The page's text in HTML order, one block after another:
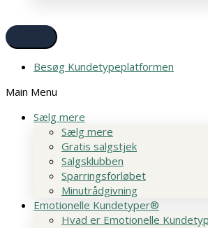
Besøg Kundetypeplatformen
Main Menu
Sælg mere
Sælg mere
Gratis salgstjek
Salgsklubben
Sparringsforløbet
Minutrådgivning
Emotionelle Kundetyper®
Hvad er Emotionelle